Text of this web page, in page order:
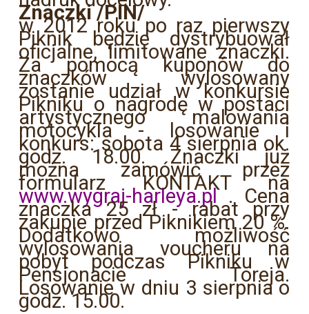
Znaczki /PIN/
w 2012 roku po raz pierwszy
Piknik będzie dystrybuował
oficjalne, limitowane znaczki.
Za pomocą kuponów do
znaczków wylosowany
zostanie udział w konkursie
Pikniku o nagrodę w postaci
artystycznego malowania
motocykla - losowanie i
konkurs: sobota 4 sierpnia ok.
godz. 18.00. Znaczki już
można zamówić przez
formularz KONTAKT na
www.wygraj-harleya.pl. Cena
znaczka 25 zł - rabat przy
zakupie przed Piknikiem 20 %.
Dodatkowo możliwość
wylosowania voucheru na
pobyt podczas Pikniku w
Pensjonacie Toreja.
Losowanie w dniu 3 sierpnia o
godz. 15.00.